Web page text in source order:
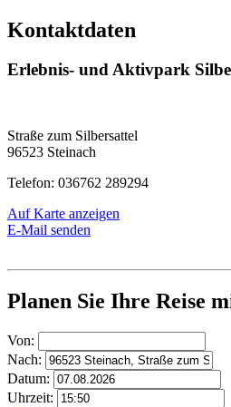
Kontaktdaten
Erlebnis- und Aktivpark
Straße zum Silbersattel
96523 Steinach
Telefon: 036762 289294
Auf Karte anzeigen
E-Mail senden
Planen Sie Ihre Reise
Von:
Nach:
Datum:
Uhrzeit: